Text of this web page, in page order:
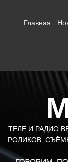
Главная
ТЕЛЕ И РАДИО
РОЛИКОВ.